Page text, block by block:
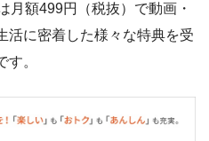
月額499円（税抜）で動画・
活に密着した様々な特典を受
。